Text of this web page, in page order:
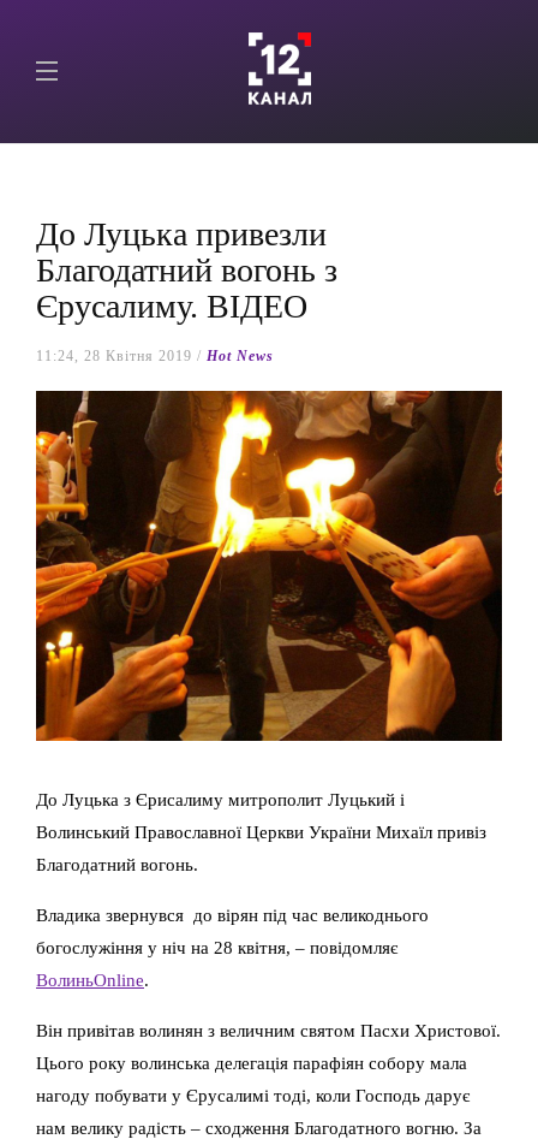
До Луцька привезли
Благодатний вогонь з
Єрусалиму. ВІДЕО
11:24, 28 Квітня 2019 / Hot News
До Луцька з Єрисалиму митрополит Луцький і
Волинський Православної Церкви України Михаїл привіз
Благодатний вогонь.
Владика звернувся до вірян під час великоднього
богослужіння у ніч на 28 квітня, – повідомляє
ВолиньOnline.
Він привітав волинян з величним святом Пасхи Христової.
Цього року волинська делегація парафіян собору мала
нагоду побувати у Єрусалимі тоді, коли Господь дарує
нам велику радість – сходження Благодатного вогню. За